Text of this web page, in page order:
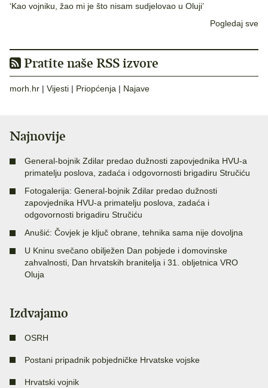
‘Kao vojniku, žao mi je što nisam sudjelovao u Oluji’
Pogledaj sve
Pratite naše RSS izvore
morh.hr | Vijesti | Priopćenja | Najave
Najnovije
General-bojnik Zdilar predao dužnosti zapovjednika HVU-a
primatelju poslova, zadaća i odgovornosti brigadiru Stručiću
Fotogalerija: General-bojnik Zdilar predao dužnosti
zapovjednika HVU-a primatelju poslova, zadaća i
odgovornosti brigadiru Stručiću
Anušić: Čovjek je ključ obrane, tehnika sama nije dovoljna
U Kninu svečano obilježen Dan pobjede i domovinske
zahvalnosti, Dan hrvatskih branitelja i 31. obljetnica VRO
Oluja
Izdvajamo
OSRH
Postani pripadnik pobjedničke Hrvatske vojske
Hrvatski vojnik